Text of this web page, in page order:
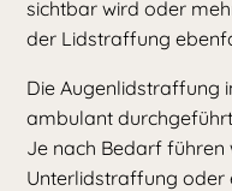
sichtbar wird oder
der Lidstraffung
Die Augenlidstraffung
ambulant
Je nach Bedarf führen
Unterlidstraffung oder